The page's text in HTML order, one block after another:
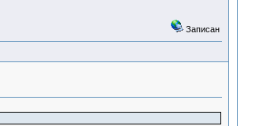
Записан